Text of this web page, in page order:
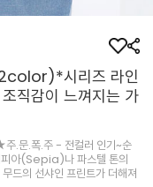
시리즈 라인
직감이 느껴지는 가
.문.폭.주 - 전컬러 인기~순
피아(Sepia)나 파스텔 톤의
드의 선샤인 프린트가 더해져